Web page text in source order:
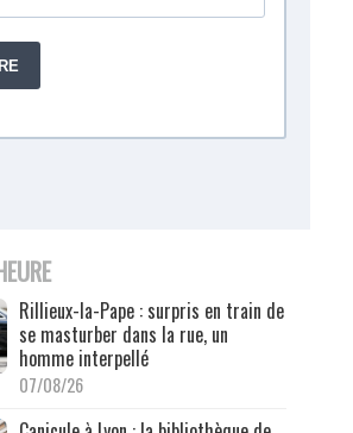
Rillieux-la-Pape : surpris en train de
se masturber dans la rue, un
homme interpellé
07/08/26